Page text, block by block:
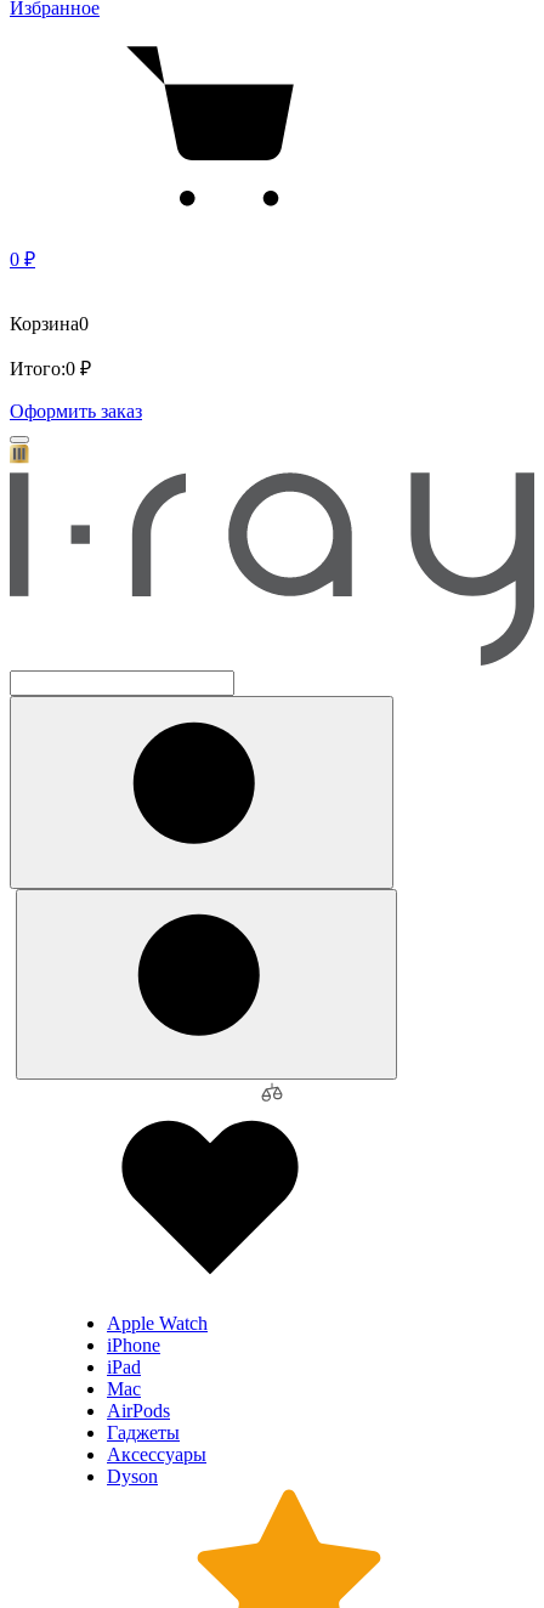
Избранное
0 ₽
Корзина0
Итого:0 ₽
Оформить заказ
Apple Watch
iPhone
iPad
Mac
AirPods
Гаджеты
Аксессуары
Dyson